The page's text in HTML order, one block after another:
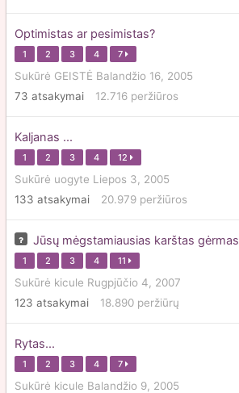
Optimistas ar pesimistas?
1 2 3 4 7
Sukūrė GEISTĖ Balandžio 16, 2005
73 atsakymai 12.716 peržiūros
Kaljanas ...
1 2 3 4 12
Sukūrė uogyte Liepos 3, 2005
133 atsakymai 20.979 peržiūros
Jūsų mėgstamiausias karštas gėrmas
1 2 3 4 11
Sukūrė kicule Rugpjūčio 4, 2007
123 atsakymai 18.890 peržiūrų
Rytas...
1 2 3 4 7
Sukūrė kicule Balandžio 9, 2005